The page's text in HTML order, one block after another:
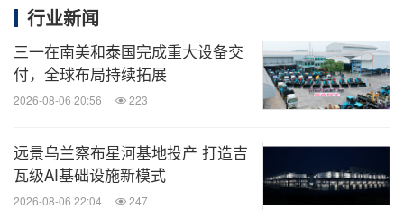
关键词：财经/金融
机械制造
施
一般制造业
分享到：
行业新闻
三一在南美和泰国完成重大设备交
付，全球布局持续拓展
2026-08-06 20:56 223
远景乌兰察布星河基地投产 打造吉
瓦级AI基础设施新模式
2026-08-06 22:04 247